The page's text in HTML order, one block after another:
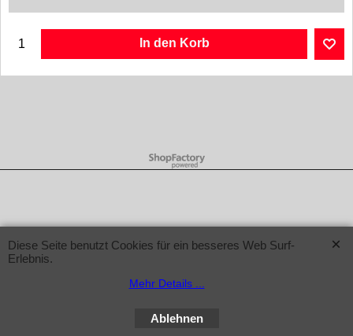
In den Korb
WebShop erstellt mit ShopFactory Shop Software.
Diese Seite benutzt Cookies für ein besseres Web Surf-
Erlebnis.
Mehr Details ...
Ablehnen